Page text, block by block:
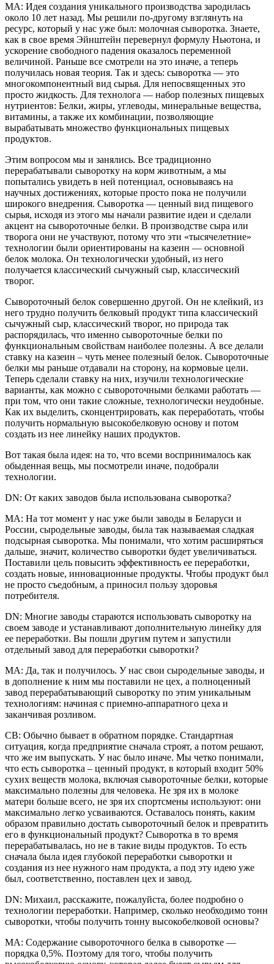
МА: Идея создания уникального производства зародилась
около 10 лет назад. Мы решили по-другому взглянуть на
ресурс, который у нас уже был: молочная сыворотка. Знаете,
как в свое время Эйнштейн перевернул формулу Ньютона, и
ускорение свободного падения оказалось переменной
величиной. Раньше все смотрели на это иначе, а теперь
получилась новая теория. Так и здесь: сыворотка — это
многокомпонентный вид сырья. Для непосвященных это
просто жидкость. Для технолога — набор полезных пищевых
нутриентов: Белки, жиры, углеводы, минеральные вещества,
витамины, а также их комбинации, позволяющие
вырабатывать множество функциональных пищевых
продуктов.
Этим вопросом мы и занялись. Все традиционно
перерабатывали сыворотку на корм животным, а мы
попытались увидеть в ней потенциал, основываясь на
научных достижениях, которые просто пока не получили
широкого внедрения. Сыворотка — ценный вид пищевого
сырья, исходя из этого мы начали развитие идеи и сделали
акцент на сывороточные белки. В производстве сыра или
творога они не участвуют, потому что эти «тысячелетние»
технологии были ориентированы на казеин — основной
белок молока. Он технологически удобный, из него
получается классический сычужный сыр, классический
творог.
Сывороточный белок совершенно другой. Он не клейкий, из
него трудно получить белковый продукт типа классический
сычужный сыр, классический творог, но природа так
распорядилась, что именно сывороточные белки по
функциональным свойствам наиболее полезны. А все делали
ставку на казеин – чуть менее полезный белок. Сывороточные
белки мы раньше отдавали на сторону, на кормовые цели.
Теперь сделали ставку на них, изучили технологические
варианты, как можно с сывороточными белками работать —
при том, что они такие сложные, технологически неудобные.
Как их выделить, сконцентрировать, как переработать, чтобы
получить нормальную высокобелковую основу и потом
создать из нее линейку наших продуктов.
Вот такая была идея: на то, что всеми воспринималось как
обыденная вещь, мы посмотрели иначе, подобрали
технологии.
DN: От каких заводов была использована сыворотка?
МА: На тот момент у нас уже были заводы в Беларуси и
России, сыродельные заводы, была так называемая сладкая
подсырная сыворотка. Мы понимали, что хотим расширяться
дальше, значит, количество сыворотки будет увеличиваться.
Поставили цель повысить эффективность ее переработки,
создать новые, инновационные продукты. Чтобы продукт был
не просто съедобным, а приносил пользу здоровья
потребителя.
DN: Многие заводы стараются использовать сыворотку на
своем заводе и устанавливают дополнительную линейку для
ее переработки. Вы пошли другим путем и запустили
отдельный завод для переработки сыворотки?
МА: Да, так и получилось. У нас свои сыродельные заводы, и
в дополнение к ним мы поставили не цех, а полноценный
завод перерабатывающий сыворотку по этим уникальным
технологиям: начиная с приемно-аппаратного цеха и
заканчивая розливом.
СВ: Обычно бывает в обратном порядке. Стандартная
ситуация, когда предприятие сначала строят, а потом решают,
что же им выпускать. У нас было иначе. Мы четко понимали,
что есть сыворотка – ценный продукт, в который входит 50%
сухих веществ молока, включая сывороточные белки, которые
максимально полезны для человека. Не зря их в молоке
матери больше всего, не зря их спортсмены используют: они
максимально легко усваиваются. Оставалось понять, каким
образом правильно достать сывороточный белок и превратить
его в функциональный продукт? Сыворотка в то время
перерабатывалась, но не в такие виды продуктов. То есть
сначала была идея глубокой переработки сыворотки и
создания из нее нужного нам продукта, а под эту идею уже
был, соответственно, поставлен цех и завод.
DN: Михаил, расскажите, пожалуйста, более подробно о
технологии переработки. Например, сколько необходимо тонн
сыворотки, чтобы получить тонну высокобелковой основы?
МА: Содержание сывороточного белка в сыворотке —
порядка 0,5%. Поэтому для того, чтобы получить